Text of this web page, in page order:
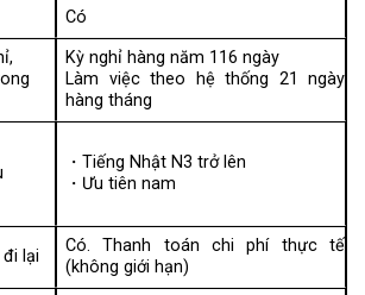
Có
Kỳ nghỉ hàng năm 116 ngày
Làm việc theo hệ thống 21 ngày
hàng tháng
・Tiếng Nhật N3 trở lên
・Ưu tiên nam
lại
Có. Thanh toán chi phí thực tế
(không giới hạn)